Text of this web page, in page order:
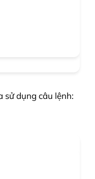
sử dụng câu lệnh: